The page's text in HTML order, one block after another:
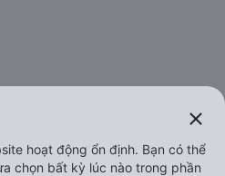
close
hoạt động ổn định. Bạn có thể
chọn bất kỳ lúc nào trong phần